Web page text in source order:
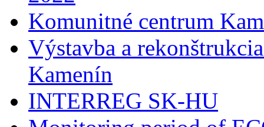
Komunitné centrum
Výstavba a
Kamenín
INTERREG SK-HU